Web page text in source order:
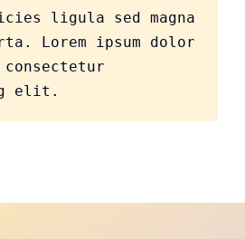
ligula sed magna
Lorem ipsum dolor
elit.